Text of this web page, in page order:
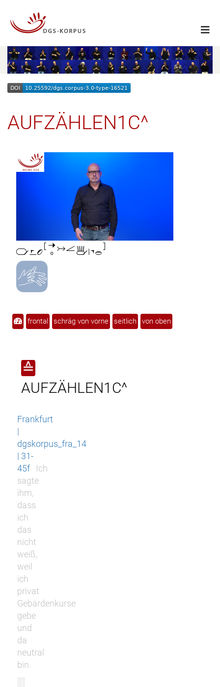
AUFZÄHLEN1C^

frontal schräg von vorne seitlich von oben
≙
AUFZÄHLEN1C^
Frankfurt
|
dgskorpus_fra_14
| 31-
45f
Ich
sagte
ihm,
dass
ich
das
nicht
weiß,
weil
ich
privat
Gebärdenkurse
gebe
und
da
neutral
bin.